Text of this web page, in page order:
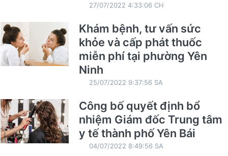
27/07/2022 4:33:06 CH
Khám bệnh, tư vấn sức
khỏe và cấp phát thuốc
miễn phí tại phường Yên
Ninh
25/07/2022 9:37:56 SA
Công bố quyết định bổ
nhiệm Giám đốc Trung tâm
y tế thành phố Yên Bái
04/07/2022 8:49:56 SA